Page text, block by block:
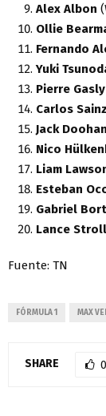
Alex Albon
Ollie
Fernando
Yuki
Pierre Gasly
Carlos Sainz
Jack Doohan
Nico
Liam
Esteban
Gabriel
Lance Stroll
Fuente: TN
FÓRMULA 1 MAX
SHARE 0